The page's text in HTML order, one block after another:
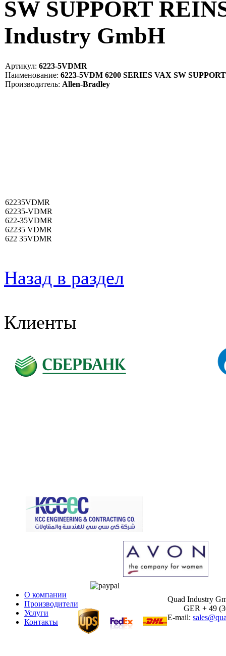
SW SUPPORT
Industry GmbH
Артикул: 6223-5VDMR
Наименование: 6223-5VDM 6200 SERIES VAX SW
Производитель: Allen-Bradley
62235VDMR
62235-VDMR
622-35VDMR
62235 VDMR
622 35VDMR
Назад в раздел
Клиенты
О компании
Производители
Услуги
Контакты
Quad Industry
GER + 49
E-mail: